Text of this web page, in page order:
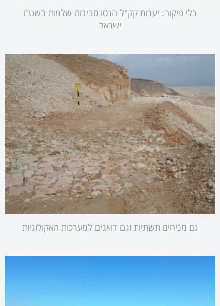
בלי פיקוח: יערות קק"ל הרסו סביבות שלמות בשטח
ישראל
גם מניחים תשתיות וגם דואגים למערכות האקולוגיות